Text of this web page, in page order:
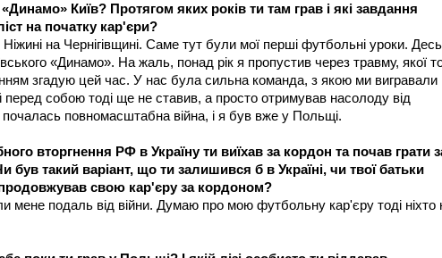
Київ? Протягом яких років ти там грав і які завдання
на початку кар'єри?
на Чернігівщині. Саме тут були мої перші футбольні уроки.
«Динамо». На жаль, понад рік я пропустив через травму, якої
згадую цей час. У нас була сильна команда, з якою ми вигравали
перед собою тоді ще не ставив, а просто отримував насолоду від
почалась повномасштабна війна, і я був вже у Польщі.
вторгнення РФ в Україну ти виїхав за кордон та почав грати
був такий варіант, що ти залишився б в Україні, чи твої батьки
свою кар'єру за кордоном?
мене подаль від війни. Думаю про мою футбольну кар'єру тоді ніхто